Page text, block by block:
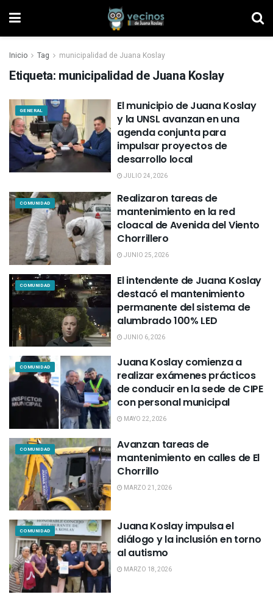
Inicio Tag municipalidad de Juana Koslay
Etiqueta: municipalidad de Juana Koslay
GENERAL
El municipio de Juana Koslay
y la UNSL avanzan en una
agenda conjunta para
impulsar proyectos de
desarrollo local
JULIO 24, 2026
COMUNIDAD
Realizaron tareas de
mantenimiento en la red
cloacal de Avenida del Viento
Chorrillero
JUNIO 25, 2026
COMUNIDAD
El intendente de Juana Koslay
destacó el mantenimiento
permanente del sistema de
alumbrado 100% LED
JUNIO 6, 2026
COMUNIDAD
Juana Koslay comienza a
realizar exámenes prácticos
de conducir en la sede de CIPE
con personal municipal
MAYO 22, 2026
COMUNIDAD
Avanzan tareas de
mantenimiento en calles de El
Chorrillo
MARZO 21, 2026
COMUNIDAD
Juana Koslay impulsa el
diálogo y la inclusión en torno
al autismo
MARZO 18, 2026